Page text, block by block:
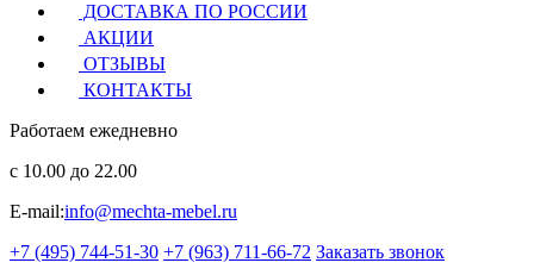
ДОСТАВКА ПО РОССИИ
АКЦИИ
ОТЗЫВЫ
КОНТАКТЫ
Работаем ежедневно
с 10.00 до 22.00
E-mail:info@mechta-mebel.ru
+7 (495) 744-51-30 +7 (963) 711-66-72 Заказать звонок